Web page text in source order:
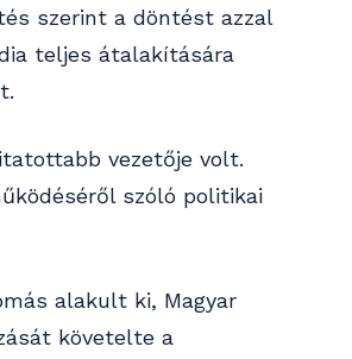
szerint a döntést azzal
teljes átalakítására
vezetője volt.
szóló politikai
alakult ki, Magyar
követelte a